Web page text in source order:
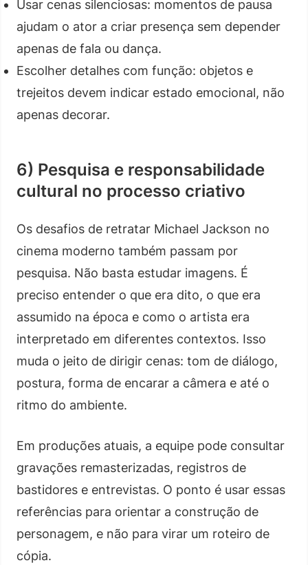
Usar cenas silenciosas: momentos de pausa
ajudam o ator a criar presença sem depender
apenas de fala ou dança.
Escolher detalhes com função: objetos e
trejeitos devem indicar estado emocional, não
apenas decorar.
6) Pesquisa e responsabilidade
cultural no processo criativo
Os desafios de retratar Michael Jackson no
cinema moderno também passam por
pesquisa. Não basta estudar imagens. É
preciso entender o que era dito, o que era
assumido na época e como o artista era
interpretado em diferentes contextos. Isso
muda o jeito de dirigir cenas: tom de diálogo,
postura, forma de encarar a câmera e até o
ritmo do ambiente.
Em produções atuais, a equipe pode consultar
gravações remasterizadas, registros de
bastidores e entrevistas. O ponto é usar essas
referências para orientar a construção de
personagem, e não para virar um roteiro de
cópia.